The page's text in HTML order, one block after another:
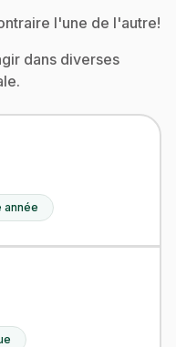
l'une de l'autre!
dans diverses
année